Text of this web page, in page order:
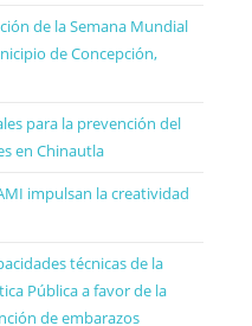
de la Semana Mundial
de Concepción,
para la prevención del
en Chinautla
impulsan la creatividad
técnicas de la
Pública a favor de la
de embarazos